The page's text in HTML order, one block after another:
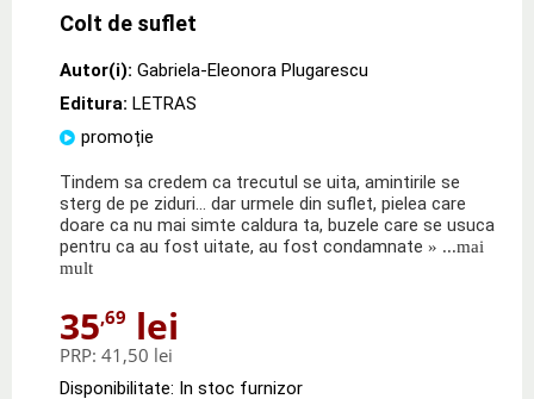
Colt de suflet
Autor(i): Gabriela-Eleonora Plugarescu
Editura: LETRAS
promoție
Tindem sa credem ca trecutul se uita, amintirile se
sterg de pe ziduri… dar urmele din suflet, pielea care
doare ca nu mai simte caldura ta, buzele care se usuca
pentru ca au fost uitate, au fost condamnate » ...mai
mult
35,69 lei
PRP: 41,50 lei
Disponibilitate: In stoc furnizor